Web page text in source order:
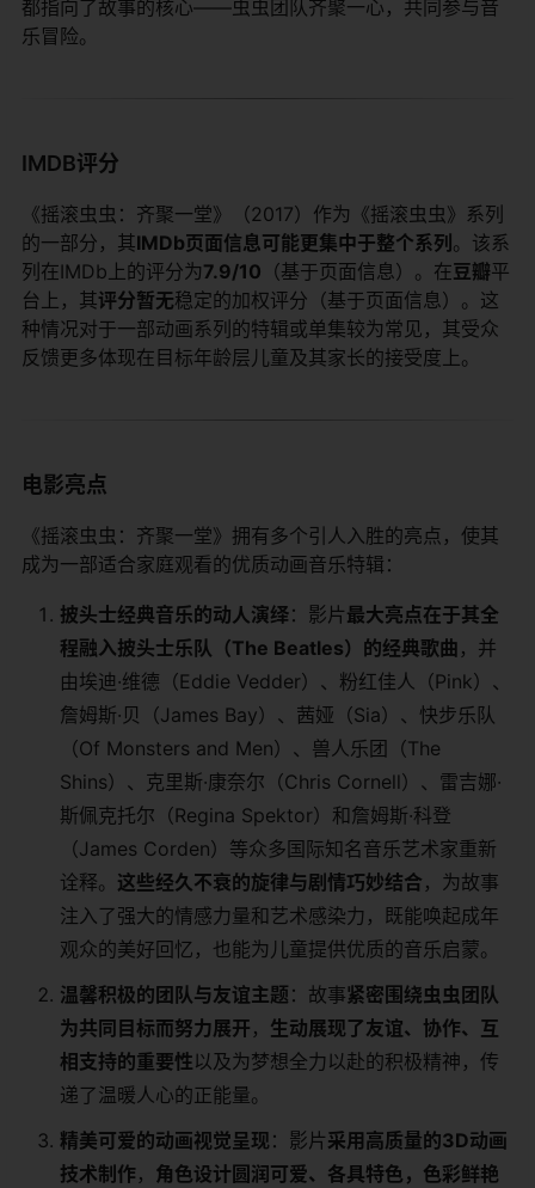
都指向了故事的核心——虫虫团队齐聚一心，共同参与音
乐冒险。
IMDB评分
《摇滚虫虫：齐聚一堂》（2017）作为《摇滚虫虫》系列
的一部分，其​​IMDb页面信息可能更集中于整个系列​ ​。该系
列在IMDb上的评分为​​7.9/10​ ​（基于页面信息）。在​​豆瓣​​平
台上，其​​评分暂无​​稳定的加权评分（基于页面信息）。这
种情况对于一部动画系列的特辑或单集较为常见，其受众
反馈更多体现在目标年龄层儿童及其家长的接受度上。
电影亮点
《摇滚虫虫：齐聚一堂》拥有多个引人入胜的亮点，使其
成为一部适合家庭观看的优质动画音乐特辑：
​披头士经典音乐的动人演绎​​：影片​​最大亮点在于其全
程融入披头士乐队（The Beatles）的经典歌曲​ ​，并
由埃迪·维德（Eddie Vedder）、粉红佳人（Pink）、
詹姆斯·贝（James Bay）、茜娅（Sia）、快步乐队
（Of Monsters and Men）、兽人乐团（The
Shins）、克里斯·康奈尔（Chris Cornell）、雷吉娜·
斯佩克托尔（Regina Spektor）和詹姆斯·科登
（James Corden）等众多国际知名音乐艺术家重新
诠释。​ ​这些经久不衰的旋律与剧情巧妙结合​ ​，为故事
注入了强大的情感力量和艺术感染力，既能唤起成年
观众的美好回忆，也能为儿童提供优质的音乐启蒙。
​温馨积极的团队与友谊主题​ ​：故事​​紧密围绕虫虫团队
为共同目标而努力展开​ ​，​ ​生动展现了友谊、协作、互
相支持的重要性​​以及为梦想全力以赴的积极精神，传
递了温暖人心的正能量。
​精美可爱的动画视觉呈现​ ​：影片​​采用高质量的3D动画
技术制作​​，​ ​角色设计圆润可爱、各具特色，色彩鲜艳